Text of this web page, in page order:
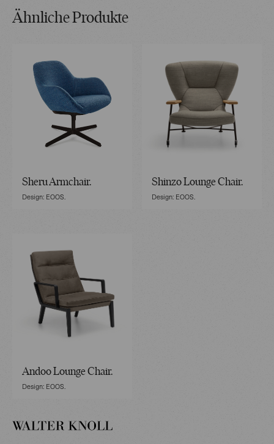
Ähnliche Produkte
Sheru Armchair.
Design: EOOS.
Shinzo Lounge Chair.
Design: EOOS.
Andoo Lounge Chair.
Design: EOOS.